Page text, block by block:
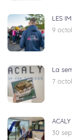
LES
9
La
7
30